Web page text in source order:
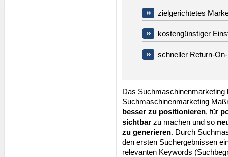
zielgerichtetes
kostengünstiger
schneller Return-
Das Suchmaschinenmarketing
Suchmaschinenmarketing
besser zu positionieren, für
sichtbar zu machen und so
zu generieren. Durch
den ersten Suchergebnissen
relevanten Keywords